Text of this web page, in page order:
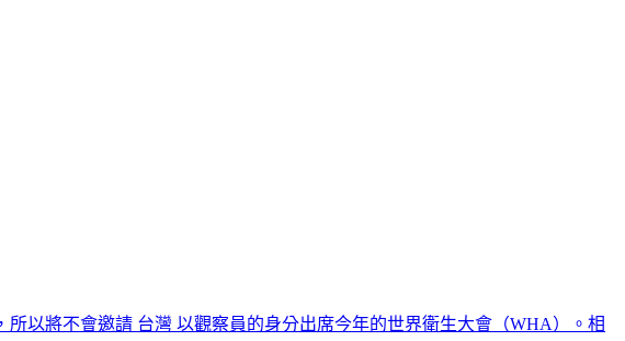
以將不會邀請 台灣 以觀察員的身分出席今年的世界衛生大會（WHA）。相